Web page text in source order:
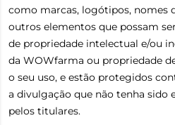
como marcas, logótipos, nomes
outros elementos que possam
de propriedade intelectual e/ou
da WOWfarma ou propriedade
o seu uso, e estão protegidos
a divulgação que não tenha sido
pelos titulares.